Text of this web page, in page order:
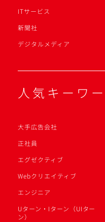
ITサービス
新聞社
デジタルメディア
人気キーワ
大手広告会社
正社員
エグゼクティブ
Webクリエイティブ
エンジニア
Uターン・Iターン（UIター
ン）